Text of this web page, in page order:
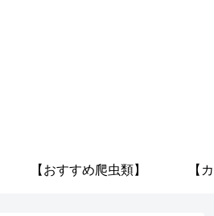
【おすすめ爬虫類】 【